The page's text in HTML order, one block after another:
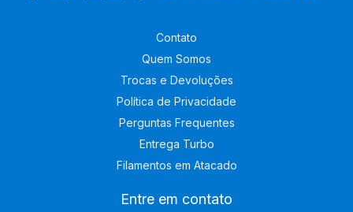
Contato
Quem Somos
Trocas e Devoluções
Política de Privacidade
Perguntas Frequentes
Entrega Turbo
Filamentos em Atacado
Entre em contato